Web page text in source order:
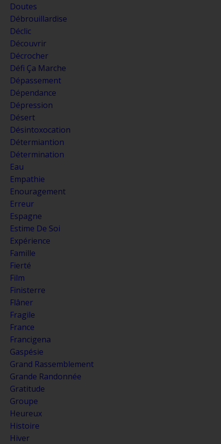
Doutes
Débrouillardise
Déclic
Découvrir
Décrocher
Défi Ça Marche
Dépassement
Dépendance
Dépression
Désert
Désintoxocation
Détermiantion
Détermination
Eau
Empathie
Enouragement
Erreur
Espagne
Estime De Soi
Expérience
Famille
Fierté
Film
Finisterre
Flâner
Fragile
France
Francigena
Gaspésie
Grand Rassemblement
Grande Randonnée
Gratitude
Groupe
Heureux
Histoire
Hiver